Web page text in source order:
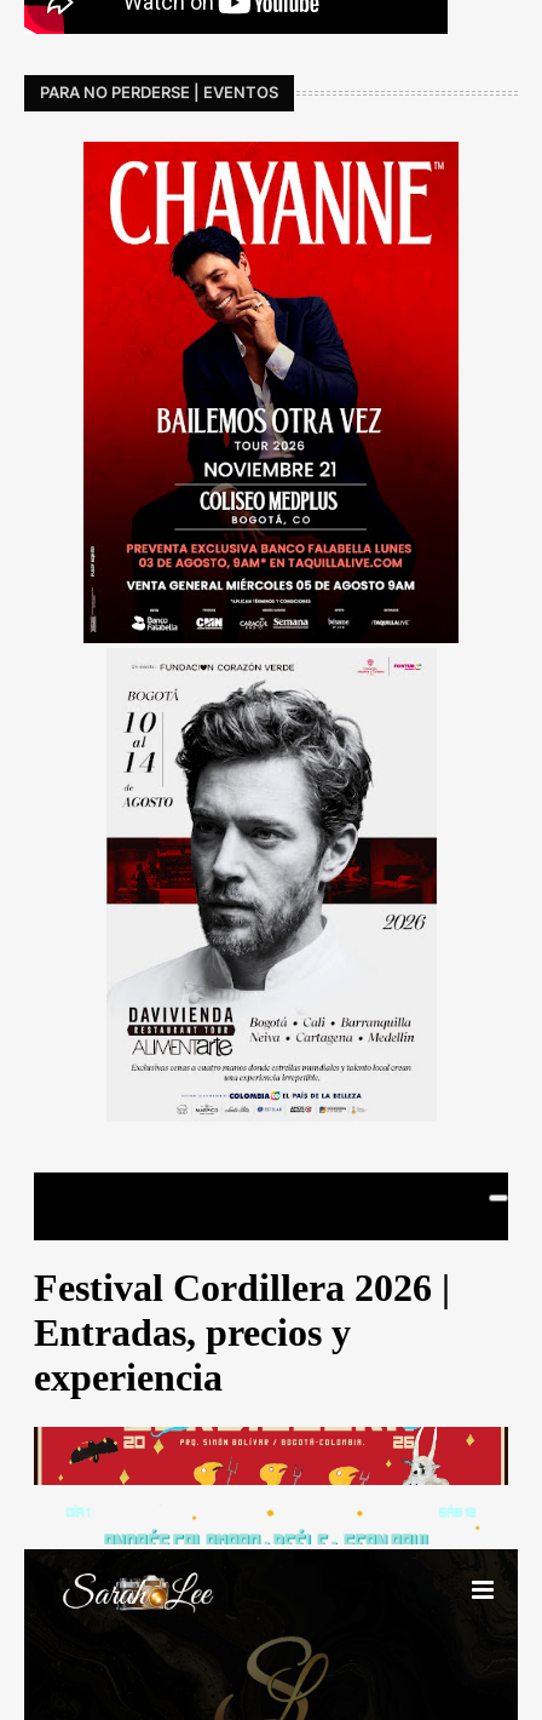
PARA NO PERDERSE | EVENTOS